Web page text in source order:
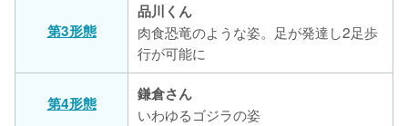
第3形態
品川くん
肉食恐竜のような姿。足が発達し2足歩
行が可能に
第4形態
鎌倉さん
いわゆるゴジラの姿